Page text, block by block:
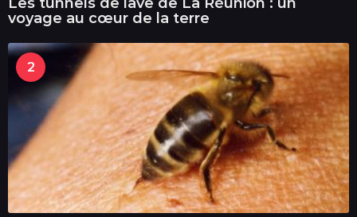
voyage au cœur de la terre
2